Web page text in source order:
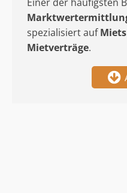
spezialisiert auf
Mietverträge.